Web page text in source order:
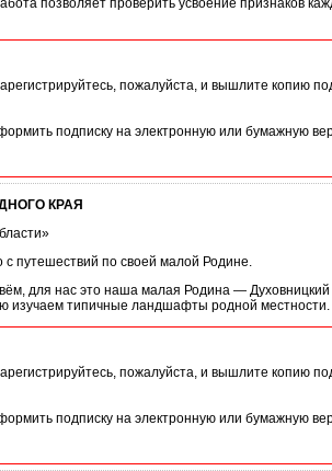
позволяет проверить усвоение признаков
пожалуйста, и вышлите копию
подписку на электронную или бумажную
КРАЯ
с путешествий по своей малой Родине.
для нас это наша малая Родина —
изучаем типичные ландшафты родной местности.
пожалуйста, и вышлите копию
подписку на электронную или бумажную